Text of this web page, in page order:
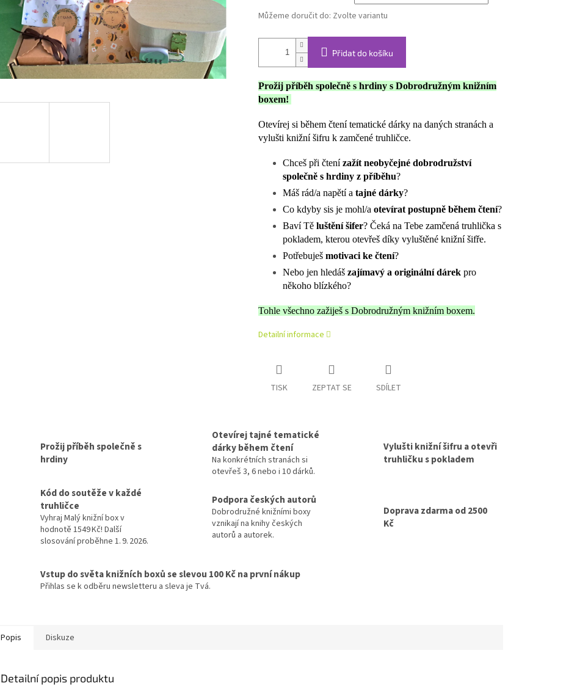
Můžeme doručit do: Zvolte variantu
Přidat do košíku
Prožij příběh společně s hrdiny s Dobrodružným knižním
boxem!
Otevírej si během čtení tematické dárky na daných stranách a
vylušti knižní šifru k zamčené truhličce.
Chceš při čtenízažít neobyčejné dobrodružství
společně s hrdiny z příběhu?
Máš rád/a napětí a tajné dárky?
Co kdyby sis je mohl/a otevírat postupně během čtení?
Baví Tě luštění šifer? Čeká na Tebe zamčená truhlička s
pokladem, kterou otevřeš díky vyluštěné knižní šifře.
Potřebuješ motivaci ke čtení?
Nebo jen hledáš zajímavý a originální dárekpro
někoho blízkého?
Tohle všechno zažiješ s Dobrodružným knižním boxem.
Detailní informace
TISK ZEPTAT SE SDÍLET
Prožij příběh společně s
hrdiny
Otevírej tajné tematické
dárky během čtení
Na konkrétních stranách si
otevřeš 3, 6 nebo i 10 dárků.
Vylušti knižní šifru a otevři
truhličku s pokladem
Kód do soutěže v každé
truhličce
Vyhraj Malý knižní box v
hodnotě 1549 Kč! Další
slosování proběhne 1. 9. 2026.
Podpora českých autorů
Dobrodružné knižními boxy
vznikají na knihy českých
autorů a autorek.
Doprava zdarma od 2500
Kč
Vstup do světa knižních boxů se slevou 100 Kč na první nákup
Přihlas se k odběru newsletteru a sleva je Tvá.
Popis Diskuze
Detailní popis produktu